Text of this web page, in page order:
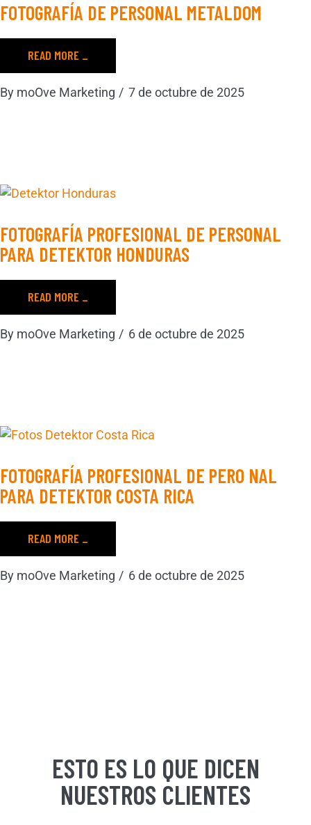
FOTOGRAFÍA DE PERSONAL METALDOM
READ MORE _
By moOve Marketing 7 de octubre de 2025
FOTOGRAFÍA PROFESIONAL DE PERSONAL
PARA DETEKTOR HONDURAS
READ MORE _
By moOve Marketing 6 de octubre de 2025
FOTOGRAFÍA PROFESIONAL DE PERO NAL
PARA DETEKTOR COSTA RICA
READ MORE _
By moOve Marketing 6 de octubre de 2025
ESTO ES LO QUE DICEN
NUESTROS CLIENTES